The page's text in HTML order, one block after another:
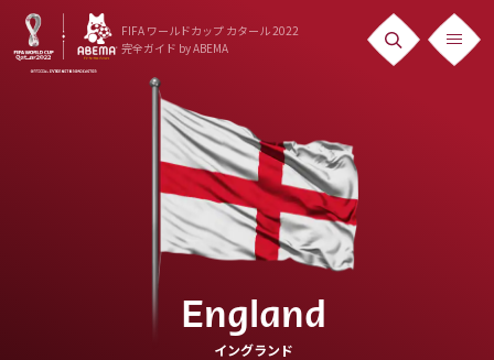
FIFA ワールドカップ カタール 2022
完全ガイド by ABEMA
England
イングランド